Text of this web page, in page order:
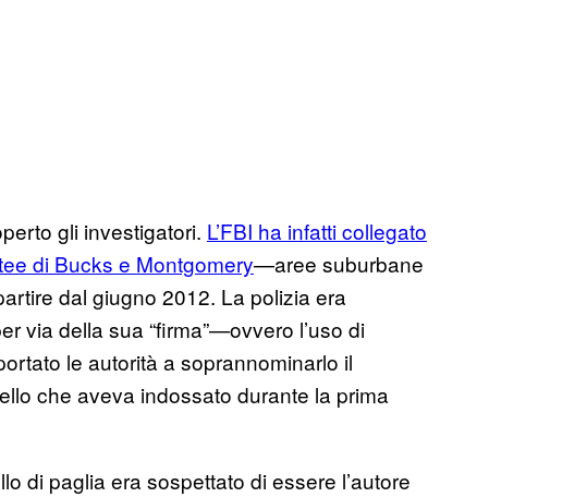
gli investigatori. L’FBI ha infatti collegato
di Bucks e Montgomery—aree suburbane
dal giugno 2012. La polizia era
via della sua “firma”—ovvero l’uso di
le autorità a soprannominarlo il
che aveva indossato durante la prima
di paglia era sospettato di essere l’autore